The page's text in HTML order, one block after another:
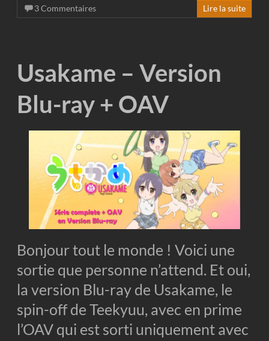
3 Commentaires
Lire la suite
Usakame – Version
Blu-ray + OAV
Bonjour tout le monde ! Voici une
sortie que personne n’attend. Et oui,
la version Blu-ray de Usakame, le
spin-off de Teekyuu, avec en prime
l’OAV qui est sorti uniquement avec